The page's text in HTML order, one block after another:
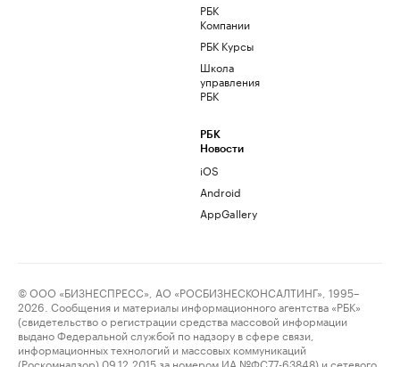
РБК
Компании
РБК Курсы
Школа
управления
РБК
РБК
Новости
iOS
Android
AppGallery
© ООО «БИЗНЕСПРЕСС», АО «РОСБИЗНЕСКОНСАЛТИНГ», 1995–
2026. Сообщения и материалы информационного агентства «РБК»
(свидетельство о регистрации средства массовой информации
выдано Федеральной службой по надзору в сфере связи,
информационных технологий и массовых коммуникаций
(Роскомнадзор) 09.12.2015 за номером ИА №ФС77-63848) и сетевого